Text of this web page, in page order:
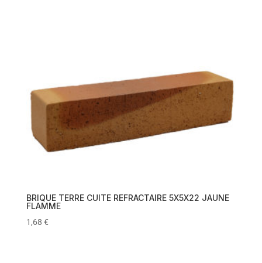
BRIQUE TERRE CUITE REFRACTAIRE 5X5X22 JAUNE
FLAMME
1,68 €